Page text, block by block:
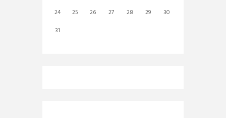
24
25 26 27 28 29
30
31